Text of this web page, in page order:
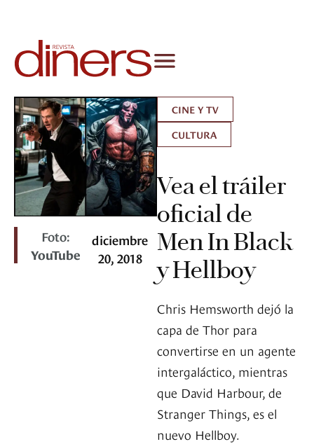
Foto:
YouTube
diciembre
20, 2018
CINE Y TV
CULTURA
Vea el tráiler
oficial de
Men In Black
y Hellboy
Chris Hemsworth dejó la
capa de Thor para
convertirse en un agente
intergaláctico, mientras
que David Harbour, de
Stranger Things, es el
nuevo Hellboy.